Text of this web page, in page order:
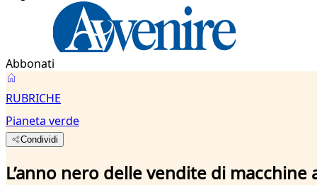
Abbonati
RUBRICHE
Pianeta verde
Condividi
L’anno nero delle vendite di macchine